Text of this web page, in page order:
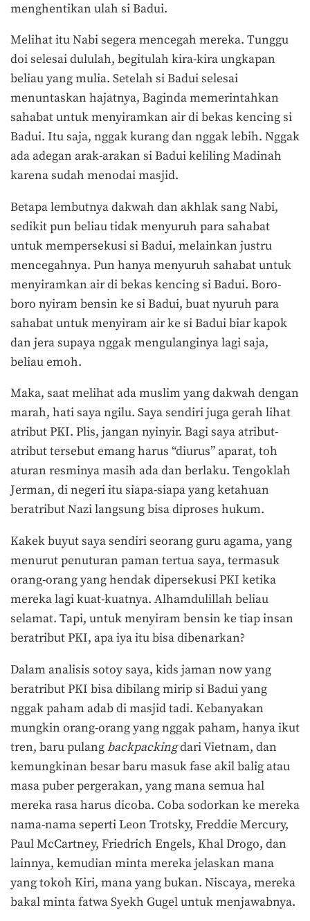
menghentikan ulah si Badui.
Melihat itu Nabi segera mencegah mereka. Tunggu
doi selesai dululah, begitulah kira-kira ungkapan
beliau yang mulia. Setelah si Badui selesai
menuntaskan hajatnya, Baginda memerintahkan
sahabat untuk menyiramkan air di bekas kencing si
Badui. Itu saja, nggak kurang dan nggak lebih. Nggak
ada adegan arak-arakan si Badui keliling Madinah
karena sudah menodai masjid.
Betapa lembutnya dakwah dan akhlak sang Nabi,
sedikit pun beliau tidak menyuruh para sahabat
untuk mempersekusi si Badui, melainkan justru
mencegahnya. Pun hanya menyuruh sahabat untuk
menyiramkan air di bekas kencing si Badui. Boro-
boro nyiram bensin ke si Badui, buat nyuruh para
sahabat untuk menyiram air ke si Badui biar kapok
dan jera supaya nggak mengulanginya lagi saja,
beliau emoh.
Maka, saat melihat ada muslim yang dakwah dengan
marah, hati saya ngilu. Saya sendiri juga gerah lihat
atribut PKI. Plis, jangan nyinyir. Bagi saya atribut-
atribut tersebut emang harus “diurus” aparat, toh
aturan resminya masih ada dan berlaku. Tengoklah
Jerman, di negeri itu siapa-siapa yang ketahuan
beratribut Nazi langsung bisa diproses hukum.
Kakek buyut saya sendiri seorang guru agama, yang
menurut penuturan paman tertua saya, termasuk
orang-orang yang hendak dipersekusi PKI ketika
mereka lagi kuat-kuatnya. Alhamdulillah beliau
selamat. Tapi, untuk menyiram bensin ke tiap insan
beratribut PKI, apa iya itu bisa dibenarkan?
Dalam analisis sotoy saya, kids jaman now yang
beratribut PKI bisa dibilang mirip si Badui yang
nggak paham adab di masjid tadi. Kebanyakan
mungkin orang-orang yang nggak paham, hanya ikut
tren, baru pulangbackpackingdari Vietnam, dan
kemungkinan besar baru masuk fase akil balig atau
masa puber pergerakan, yang mana semua hal
mereka rasa harus dicoba. Coba sodorkan ke mereka
nama-nama seperti Leon Trotsky, Freddie Mercury,
Paul McCartney, Friedrich Engels, Khal Drogo, dan
lainnya, kemudian minta mereka jelaskan mana
yang tokoh Kiri, mana yang bukan. Niscaya, mereka
bakal minta fatwa Syekh Gugel untuk menjawabnya.